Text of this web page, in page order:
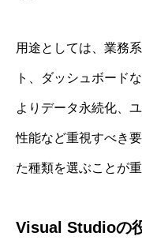
用途としては、業務
ト、ダッシュボード
よりデータ永続化、
性能など重視すべき
た種類を選ぶことが重
Visual Studioの